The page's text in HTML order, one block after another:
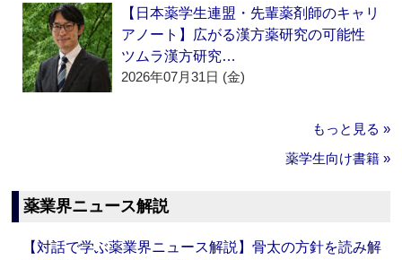
【日本薬学生連盟・先輩薬剤師のキャリ
アノート】広がる漢方薬研究の可能性
ツムラ漢方研究…
2026年07月31日 (金)
もっと見る »
薬学生向け書籍 »
薬業界ニュース解説
【対話で学ぶ薬業界ニュース解説】骨太の方針を読み解